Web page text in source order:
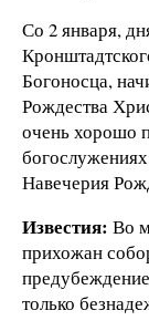
Со 2 января,
Богоносца,
Рождества
очень хорошо
Навечерия
Известия: Во
прихожан
только